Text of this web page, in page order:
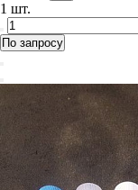
1 шт.
По запросу